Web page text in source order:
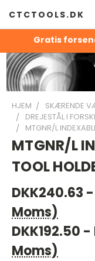
Gratis
CTCTOOLS.DK
HJEM SKÆRENDE
DREJESTÅL I
MTGNR/L
MTGNR/L
TOOL
DKK240.63
Moms)
DKK192.50
Moms)